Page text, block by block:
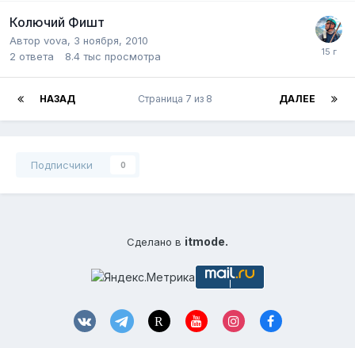
Колючий Фишт
Автор vova, 3 ноября, 2010
2 ответа 8.4 тыс просмотра
НАЗАД ДАЛЕЕ
Страница 7 из 8
Подписчики 0
Сделано в itmode.